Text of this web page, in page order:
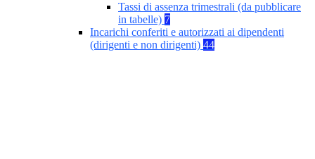
Tassi di assenza trimestrali (da pubblicare
in tabelle) 7
Incarichi conferiti e autorizzati ai dipendenti
(dirigenti e non dirigenti) 44